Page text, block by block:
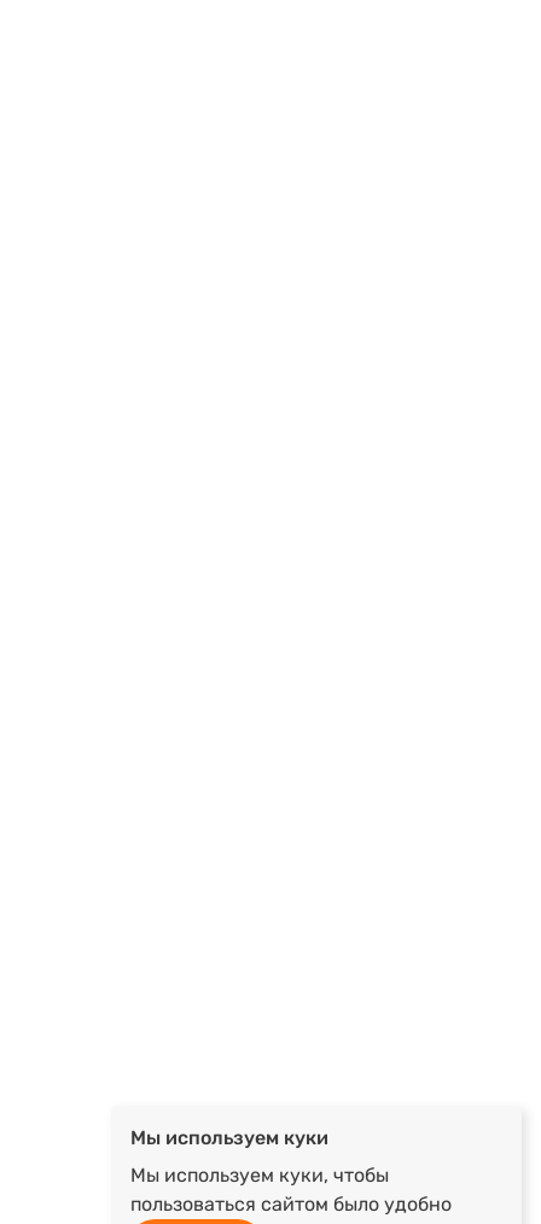
Мы используем куки
Мы используем куки, чтобы
пользоваться сайтом было удобно